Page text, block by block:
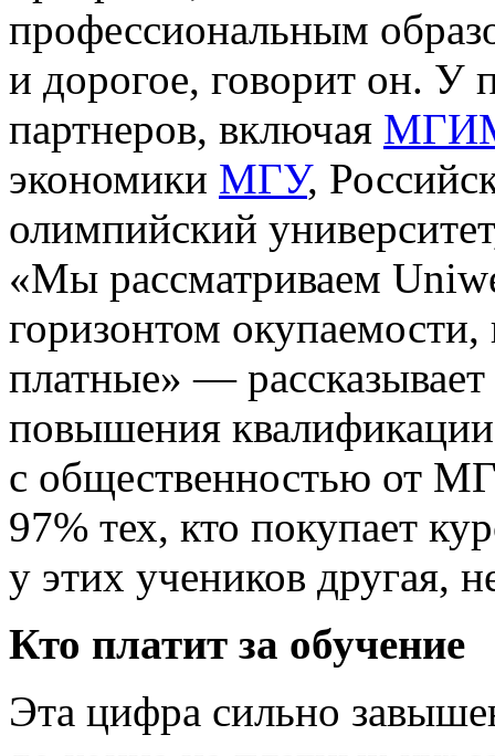
профессиональным
и дорогое, говорит он. У
партнеров, включая
экономики МГУ,
олимпийский
«Мы рассматриваем
горизонтом
платные» —
повышения
с общественностью от
97% тех, кто покупает
у этих учеников другая,
Кто платит за обучение
Эта цифра сильно